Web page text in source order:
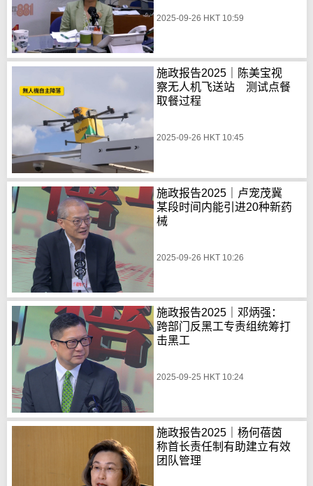
2025-09-26 HKT 10:59
施政报告2025｜陈美宝视
察无人机飞送站 测试点餐
取餐过程
2025-09-26 HKT 10:45
施政报告2025｜卢宠茂冀
某段时间内能引进20种新药
械
2025-09-26 HKT 10:26
施政报告2025｜邓炳强：
跨部门反黑工专责组统筹打
击黑工
2025-09-25 HKT 10:24
施政报告2025｜杨何蓓茵
称首长责任制有助建立有效
团队管理